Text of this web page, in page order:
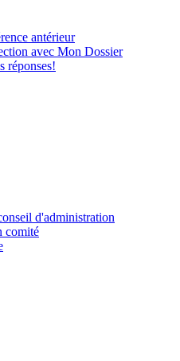
antérieur
avec Mon Dossier
réponses!
d'administration
comité